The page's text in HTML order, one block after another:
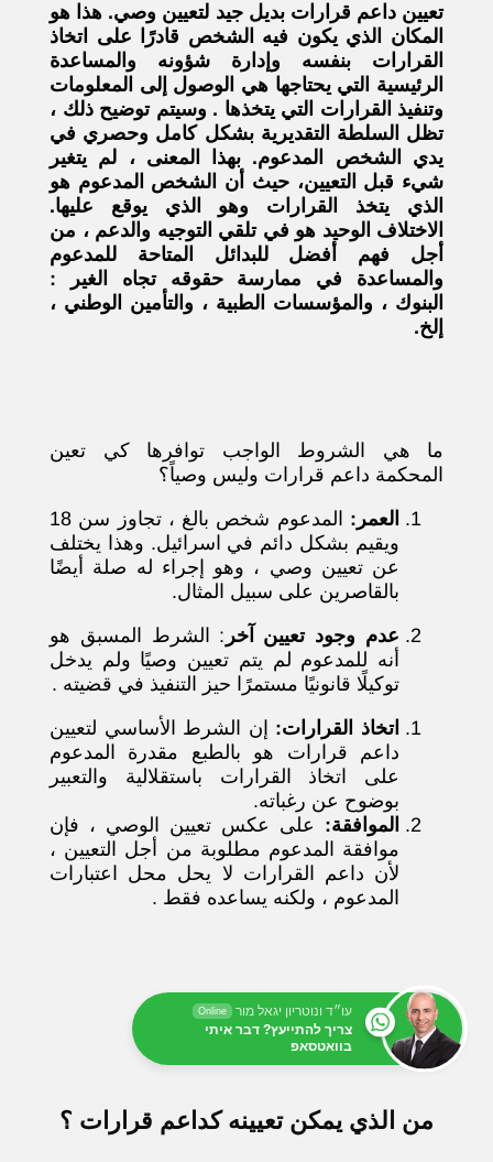
تعيين داعم قرارات بديل جيد لتعيين وصي. هذا هو
المكان الذي يكون فيه الشخص قادرًا على اتخاذ
القرارات بنفسه وإدارة شؤونه والمساعدة
الرئيسية التي يحتاجها هي الوصول إلى المعلومات
وتنفيذ القرارات التي يتخذها . وسيتم توضيح ذلك ،
تظل السلطة التقديرية بشكل كامل وحصري في
يدي الشخص المدعوم. بهذا المعنى ، لم يتغير
شيء قبل التعيين، حيث أن الشخص المدعوم هو
الذي يتخذ القرارات وهو الذي يوقع عليها.
الاختلاف الوحيد هو في تلقي التوجيه والدعم ، من
أجل فهم أفضل للبدائل المتاحة للمدعوم
والمساعدة في ممارسة حقوقه تجاه الغير :
البنوك ، والمؤسسات الطبية ، والتأمين الوطني ،
إلخ.
ما هي الشروط الواجب توافرها كي تعين
المحكمة داعم قرارات وليس وصياً؟
العمر:
المدعوم شخص بالغ ، تجاوز سن 18
ويقيم بشكل دائم في اسرائيل. وهذا يختلف
عن تعيين وصي ، وهو إجراء له صلة أيضًا
بالقاصرين على سبيل المثال.
عدم وجود تعيين آخر : الشرط المسبق هو
أنه للمدعوم لم يتم تعيين وصيًا ولم يدخل
توكيلًا قانونيًا مستمرًا حيز التنفيذ في قضيته .
اتخاذ القرارات: إن الشرط الأساسي لتعيين
داعم قرارات هو بالطبع مقدرة المدعوم
على اتخاذ القرارات باستقلالية والتعبير
بوضوح عن رغباته.
الموافقة: على عكس تعيين الوصي ، فإن
موافقة المدعوم مطلوبة من أجل التعيين ،
لأن داعم القرارات لا يحل محل اعتبارات
المدعوم ، ولكنه يساعده فقط .
עו״ד ונוטריון יגאל מור Online
צריך להתייעץ? דבר איתי
בוואטסאפ
من الذي يمكن تعيينه كداعم قرارات ؟